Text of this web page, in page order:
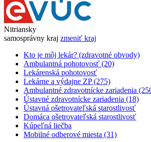
Nitriansky
samosprávny kraj zmeniť kraj
Kto je môj lekár? (zdravotné obvody)
Ambulantná pohotovosť (20)
Lekárenská pohotovosť
Lekárne a výdajne ZP (275)
Ambulantné zdravotnícke zariadenia
Ústavné zdravotnícke zariadenia (18)
Ústavná ošetrovateľská starostlivosť
Domáca ošetrovateľská starostlivosť
Kúpeľná liečba
Mobilné odberové miesta (31)